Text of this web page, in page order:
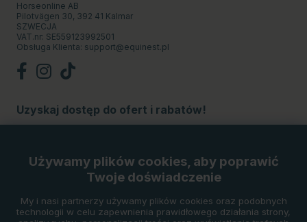
Horseonline AB
Pilotvägen 30, 392 41 Kalmar
SZWECJA
VAT.nr: SE559123992501
Obsługa Klienta: support@equinest.pl
Uzyskaj dostęp do ofert i rabatów!
Używamy plików cookies, aby poprawić
Twoje doświadczenie
My i nasi partnerzy używamy plików cookies oraz podobnych
technologii w celu zapewnienia prawidłowego działania strony,